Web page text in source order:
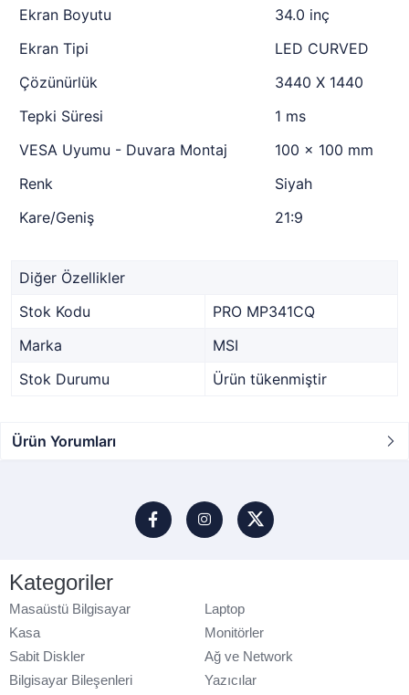
Ekran Boyutu
34.0 inç
Ekran Tipi
LED CURVED
Çözünürlük
3440 X 1440
Tepki Süresi
1 ms
VESA Uyumu - Duvara Montaj
100 x 100 mm
Renk
Siyah
Kare/Geniş
21:9
Diğer Özellikler
Stok Kodu
PRO MP341CQ
Marka
MSI
Stok Durumu
Ürün tükenmiştir
Ürün Yorumları
Kategoriler
Masaüstü Bilgisayar
Laptop
Kasa
Monitörler
Sabit Diskler
Ağ ve Network
Bilgisayar Bileşenleri
Yazıcılar